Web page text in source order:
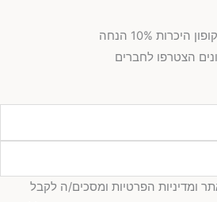
היכרות 10% הנחה
הצטרפו לחברים
ומדיניות הפרטיות ומסכים/ה לקבל